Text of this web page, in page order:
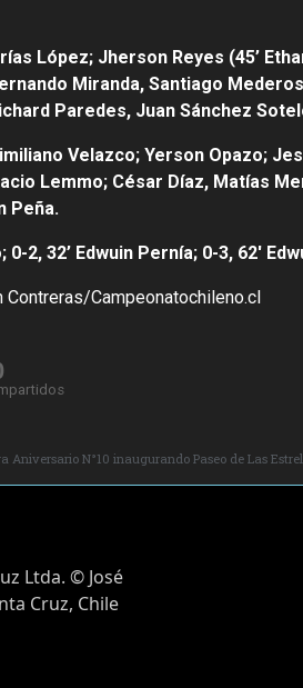
López; Jherson Reyes (45’
Miranda, Santiago
Paredes, Juan Sánchez
Velazco; Yerson Opazo;
Lemmo; César Díaz, Matías
Peña.
2, 32’ Edwuin Pernía; 0-3, 62′
Contreras/Campeonatochileno.cl
Aniversario N°10 inaugurando Paseo de Las
Ltda. © José
Cruz, Chile